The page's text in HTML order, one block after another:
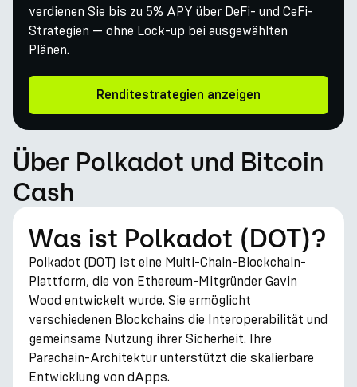
verdienen Sie bis zu 5% APY über DeFi- und CeFi-
Strategien — ohne Lock-up bei ausgewählten
Plänen.
Renditestrategien anzeigen
Über Polkadot und Bitcoin
Cash
Was ist Polkadot (DOT)?
Polkadot (DOT) ist eine Multi-Chain-Blockchain-
Plattform, die von Ethereum-Mitgründer Gavin
Wood entwickelt wurde. Sie ermöglicht
verschiedenen Blockchains die Interoperabilität und
gemeinsame Nutzung ihrer Sicherheit. Ihre
Parachain-Architektur unterstützt die skalierbare
Entwicklung von dApps.